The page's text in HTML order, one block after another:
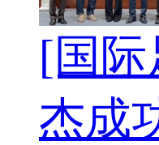
[国
杰成